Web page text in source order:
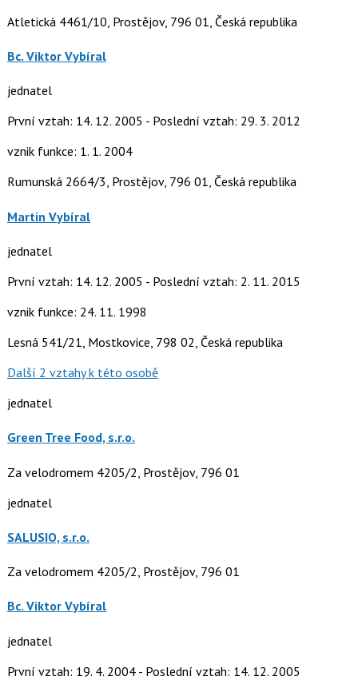
Atletická 4461/10, Prostějov, 796 01, Česká republika
Bc. Viktor Vybíral
jednatel
První vztah: 14. 12. 2005 - Poslední vztah: 29. 3. 2012
vznik funkce: 1. 1. 2004
Rumunská 2664/3, Prostějov, 796 01, Česká republika
Martin Vybíral
jednatel
První vztah: 14. 12. 2005 - Poslední vztah: 2. 11. 2015
vznik funkce: 24. 11. 1998
Lesná 541/21, Mostkovice, 798 02, Česká republika
Další 2 vztahy k této osobě
jednatel
Green Tree Food, s.r.o.
Za velodromem 4205/2, Prostějov, 796 01
jednatel
SALUSIO, s.r.o.
Za velodromem 4205/2, Prostějov, 796 01
Bc. Viktor Vybíral
jednatel
První vztah: 19. 4. 2004 - Poslední vztah: 14. 12. 2005